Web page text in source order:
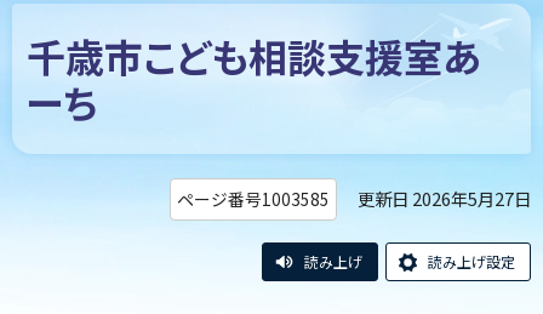
千歳市こども相談支援室あ
ーち
ページ番号1003585 更新日 2026年5月27日
読み上げ 読み上げ設定